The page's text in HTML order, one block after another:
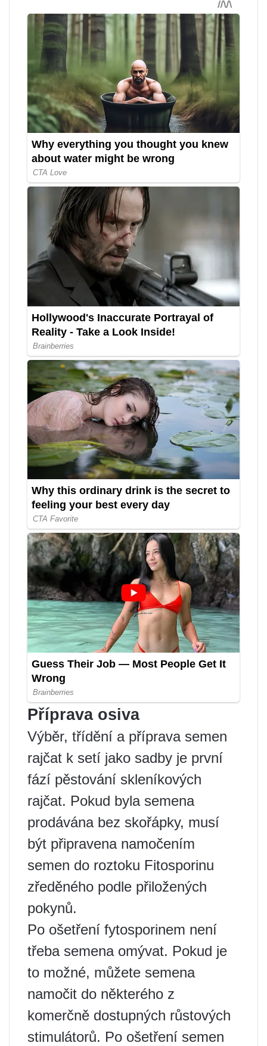
Příprava osiva
Výběr, třídění a příprava semen
rajčat k setí jako sadby je první
fází pěstování skleníkových
rajčat. Pokud byla semena
prodávána bez skořápky, musí
být připravena namočením
semen do roztoku Fitosporinu
zředěného podle přiložených
pokynů.
Po ošetření fytosporinem není
třeba semena omývat. Pokud je
to možné, můžete semena
namočit do některého z
komerčně dostupných růstových
stimulátorů. Po ošetření semen